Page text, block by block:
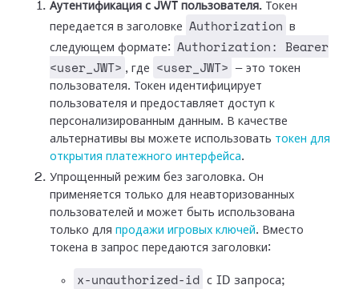
Аутентификация с JWT пользователя. Токен
передается в заголовке
Authorization
в
следующем формате:
Authorization: Bearer
<user_JWT> , где <user_JWT>
— это токен
пользователя. Токен идентифицирует
пользователя и предоставляет доступ к
персонализированным данным. В качестве
альтернативы вы можете использовать токен для
открытия платежного интерфейса.
Упрощенный режим без заголовка. Он
применяется только для неавторизованных
пользователей и может быть использована
только для продажи игровых ключей. Вместо
токена в запрос передаются заголовки:
x-unauthorized-id с ID запроса;